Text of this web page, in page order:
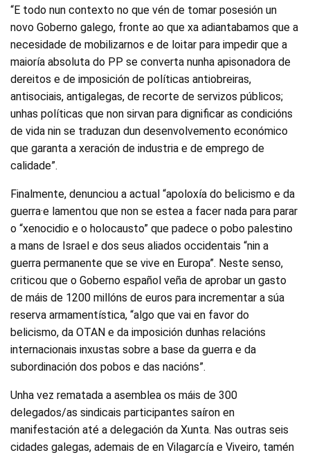
“E todo nun contexto no que vén de tomar posesión un
novo Goberno galego, fronte ao que xa adiantabamos que a
necesidade de mobilizarnos e de loitar para impedir que a
maioría absoluta do PP se converta nunha apisonadora de
dereitos e de imposición de políticas antiobreiras,
antisociais, antigalegas, de recorte de servizos públicos;
unhas políticas que non sirvan para dignificar as condicións
de vida nin se traduzan dun desenvolvemento económico
que garanta a xeración de industria e de emprego de
calidade”.
Finalmente, denunciou a actual “apoloxía do belicismo e da
guerra·e lamentou que non se estea a facer nada para parar
o “xenocidio e o holocausto” que padece o pobo palestino
a mans de Israel e dos seus aliados occidentais “nin a
guerra permanente que se vive en Europa”. Neste senso,
criticou que o Goberno español veña de aprobar un gasto
de máis de 1200 millóns de euros para incrementar a súa
reserva armamentística, “algo que vai en favor do
belicismo, da OTAN e da imposición dunhas relacións
internacionais inxustas sobre a base da guerra e da
subordinación dos pobos e das nacións”.
Unha vez rematada a asemblea os máis de 300
delegados/as sindicais participantes saíron en
manifestación até a delegación da Xunta. Nas outras seis
cidades galegas, ademais de en Vilagarcía e Viveiro, tamén